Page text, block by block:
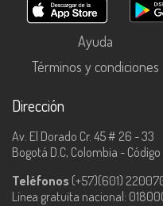
Ayuda
Términos y condiciones
Dirección
Av. El Dorado Cr. 45 # 26 - 33
Bogotá D.C, Colombia - Código
Teléfonos (+57)(601)
Línea gratuita nacional: